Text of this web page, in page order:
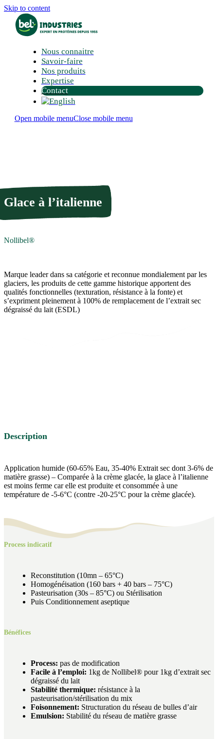
Skip to content
Nous connaitre
Savoir-faire
Nos produits
Expertise
Contact
Open mobile menuClose mobile menu
Glace à l’italienne
Nollibel®
Marque leader dans sa catégorie et reconnue mondialement par les
glaciers, les produits de cette gamme historique apportent des
qualités fonctionnelles (texturation, résistance à la fonte) et
s’expriment pleinement à 100% de remplacement de l’extrait sec
dégraissé du lait (ESDL)
Description
Application humide (60-65% Eau, 35-40% Extrait sec dont 3-6% de
matière grasse) – Comparée à la crème glacée, la glace à l’italienne
est moins ferme car elle est produite et consommée à une
température de -5-6°C (contre -20-25°C pour la crème glacée).
Process indicatif
Reconstitution (10mn – 65°C)
Homogénéisation (160 bars + 40 bars – 75°C)
Pasteurisation (30s – 85°C) ou Stérilisation
Puis Conditionnement aseptique
Bénéfices
Process: pas de modification
Facile à l’emploi: 1kg de Nollibel® pour 1kg d’extrait sec
dégraissé du lait
Stabilité thermique: résistance à la
pasteurisation/stérilisation du mix
Foisonnement: Structuration du réseau de bulles d’air
Emulsion: Stabilité du réseau de matière grasse